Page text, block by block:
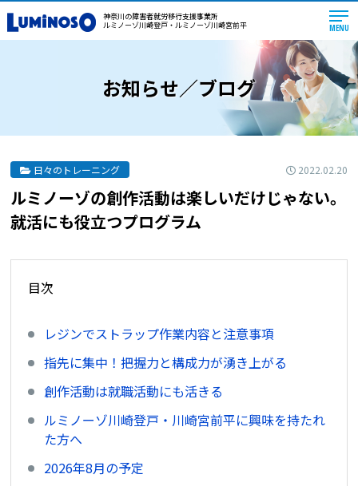
神奈川の障害者就労移行支援事業所
ルミノーゾ川崎登戸・ルミノーゾ川崎宮前平
MENU
お知らせ／ブログ
日々のトレーニング 2022.02.20
ルミノーゾの創作活動は楽しいだけじゃない。
就活にも役立つプログラム
目次
レジンでストラップ作業内容と注意事項
指先に集中！把握力と構成力が湧き上がる
創作活動は就職活動にも活きる
ルミノーゾ川崎登戸・川崎宮前平に興味を持たれ
た方へ
2026年8月の予定